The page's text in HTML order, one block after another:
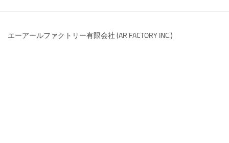
エーアールファクトリー有限会社 (AR FACTORY INC.)